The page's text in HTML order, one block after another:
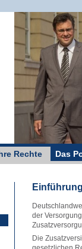
Rechte Das
der
Die